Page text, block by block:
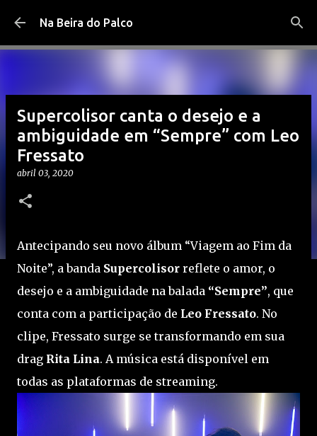
Pular para o conteúdo principal
Na Beira do Palco
Supercolisor canta o desejo e a
ambiguidade em “Sempre” com Leo
Fressato
abril 03, 2020
Antecipando seu novo álbum “Viagem ao Fim da
Noite”, a banda Supercolisor reflete o amor, o
desejo e a ambiguidade na balada “Sempre”, que
conta com a participação de Leo Fressato. No
clipe, Fressato surge se transformando em sua
drag Rita Lina. A música está disponível em
todas as plataformas de streaming.